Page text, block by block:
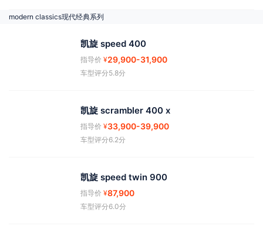
modern classics现代经典系列
凯旋 speed 400
指导价 ¥29,900-31,900
车型评分5.8分
凯旋 scrambler 400 x
指导价 ¥33,900-39,900
车型评分6.2分
凯旋 speed twin 900
指导价 ¥87,900
车型评分6.0分